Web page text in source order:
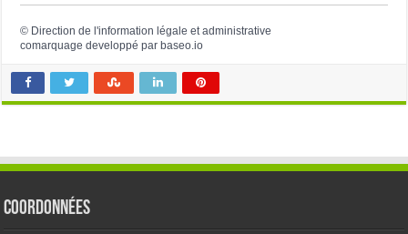
© Direction de l'information légale et administrative
comarquage developpé par baseo.io
Coordonnées